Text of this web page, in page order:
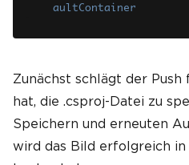
aultContainer
Zunächst schlägt der
hat, die .csproj-Datei zu
Speichern und erneuten
wird das Bild erfolgreich